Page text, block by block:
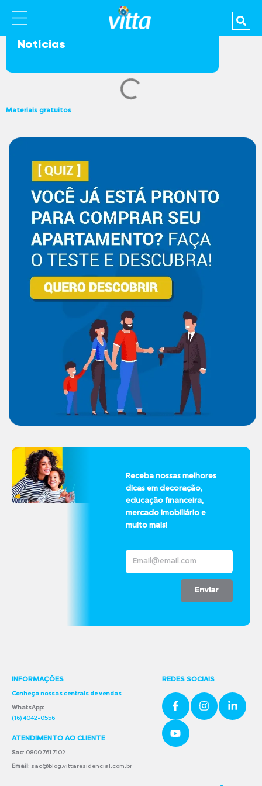
Notícias
Materiais gratuitos
Receba nossas melhores
dicas em decoração,
educação financeira,
mercado imobiliário e
muito mais!
Enviar
INFORMAÇÕES
Conheça nossas centrais de vendas
WhatsApp:
(16) 4042-0556
ATENDIMENTO AO CLIENTE
Sac: 0800 761 7102
Email : sac@blog.vittaresidencial.com.br
REDES SOCIAIS